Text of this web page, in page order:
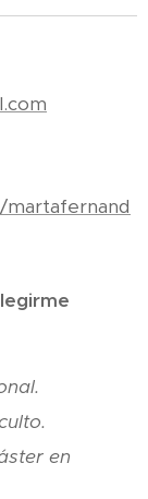
martafernand
en